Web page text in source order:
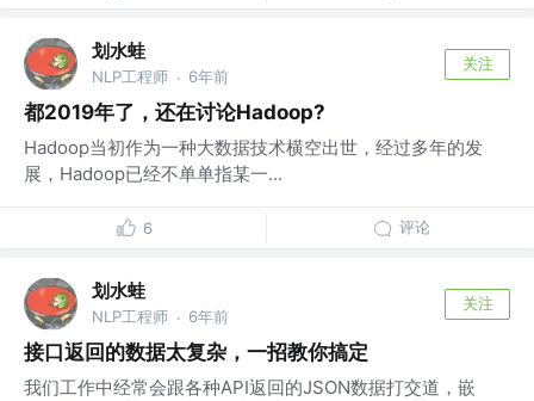
划水蛙
NLP工程师 · 6年前
关注
都2019年了，还在讨论Hadoop?
Hadoop当初作为一种大数据技术横空出世，经过多年的发
展，Hadoop已经不单单指某一...
6 评论
划水蛙
NLP工程师 · 6年前
关注
接口返回的数据太复杂，一招教你搞定
我们工作中经常会跟各种API返回的JSON数据打交道，嵌